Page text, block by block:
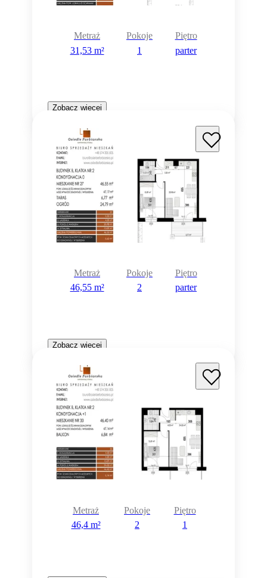
Metraż
31,53 m²
Pokoje
1
Piętro
parter
Zobacz więcej
Metraż
46,55 m²
Pokoje
2
Piętro
parter
Zobacz więcej
Metraż
46,4 m²
Pokoje
2
Piętro
1